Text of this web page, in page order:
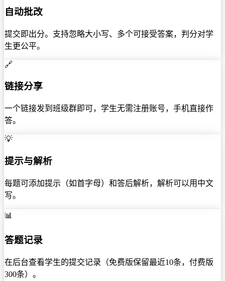
自动批改
提交即出分。支持忽略大小写、多个可接受答案，判分对学
生更公平。
🔗
链接分享
一个链接发到班级群即可，学生无需注册账号，手机直接作
答。
💡
提示与解析
每题可添加提示（如首字母）和答后解析，解析可以用中文
写。
📊
答题记录
在后台查看学生的提交记录（免费版保留最近10条，付费版
300条）。